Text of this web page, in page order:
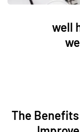
well
The